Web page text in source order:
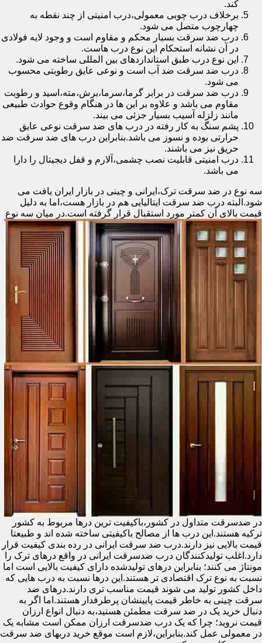
کند.
برخلاف درب چوبی معمولی،درب امنیتی از چند نقطه به
چهارچوب متصل می شود.
درب ضد سرقت بسیار محکم و مقاوم است و وجود لایه فولادی
در آن نشانه استحکام این نوع درب هاست.
این نوع درب طبق استانداردهای بین المللی ساخته می شود.
درب ضد سرقت ضد آب است و نوعی عایق رطوبتی محسوب
می شود.
درب ضد سرقت در برابر گرما،سرما،برش،مته،اسید و رطوبت
مقاوم می باشد و علاوه بر این ها در هنگام وقوع حوادث طبیعی
مانند زلزله آسیب بسیار جزئی می بیند.
پشم سنگ به کار رفته در درب های ضد سرقت نوعی عایق
حرارتی بوده و نسوز می باشد.بنابراین درب های ضد سرقت ضد
حریق نیز می باشند.
درب امنیتی قابلیت نصب چشمی،آلارم و قفل دیجیتال را دارا
می باشد.
سه نوع در ضد سرقت ترک،ایرانی و چینی در بازار ایران یافت می
شود.البته درب ضد سرقت ایتالیایی هم در بازار هست،اما به دلیل
قیمت بالای آن کمتر مورد استقبال قرار گرفته است.در میان سه نوع
در ضدسرقت متداول در کشور،باکیفیت ترین درها مربوط به کشور
ترکیه هستند.این درب ها از مصالح باکیفیتی ساخته شده اند و طبیعتا
قیمت بالایی نیز دارند.درب ضد سرقت ایرانی در رده بندی کیفیت قرار
دارد.اغلب تولیدکنندگان درب ضدسرقت ایرانی در واقع درهای ترک را
مونتاژ می کنند؛ بنابراین درهای تولیدشده دارای کیفیت بالایی است اما
نسبت به نوع ترک اقتصادی تر هستند.این درها نسبت به درب هایی که
داخل کشور تولید می شوند قیمت مناسب تری دارند.درهای ضد
سرقت چینی به خاطر قیمت پایینشان پرطرفدار هستند.اما اگر به
دنبال خرید یک در ضد سرقت مطمئن هستید،به دنبال انواع ارزان
قیمت نروید؛ چرا که یک درب ضدسرقت ارزان ممکن است مشابه یک
در معمولی عمل کند.بنابراین،لازم است موقع خرید دربهای ضد سرقت